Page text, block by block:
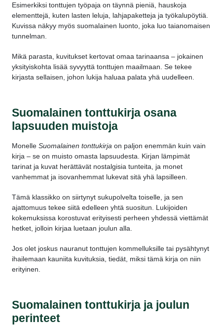
Esimerkiksi tonttujen työpaja on täynnä pieniä, hauskoja
elementtejä, kuten lasten leluja, lahjapaketteja ja työkalupöytiä.
Kuvissa näkyy myös suomalainen luonto, joka luo taianomaisen
tunnelman.
Mikä parasta, kuvitukset kertovat omaa tarinaansa – jokainen
yksityiskohta lisää syvyyttä tonttujen maailmaan. Se tekee
kirjasta sellaisen, johon lukija haluaa palata yhä uudelleen.
Suomalainen tonttukirja osana
lapsuuden muistoja
Monelle Suomalainen tonttukirja on paljon enemmän kuin vain
kirja – se on muisto omasta lapsuudesta. Kirjan lämpimät
tarinat ja kuvat herättävät nostalgisia tunteita, ja monet
vanhemmat ja isovanhemmat lukevat sitä yhä lapsilleen.
Tämä klassikko on siirtynyt sukupolvelta toiselle, ja sen
ajattomuus tekee siitä edelleen yhtä suositun. Lukijoiden
kokemuksissa korostuvat erityisesti perheen yhdessä viettämät
hetket, jolloin kirjaa luetaan joulun alla.
Jos olet joskus nauranut tonttujen kommelluksille tai pysähtynyt
ihailemaan kauniita kuvituksia, tiedät, miksi tämä kirja on niin
erityinen.
Suomalainen tonttukirja ja joulun
perinteet